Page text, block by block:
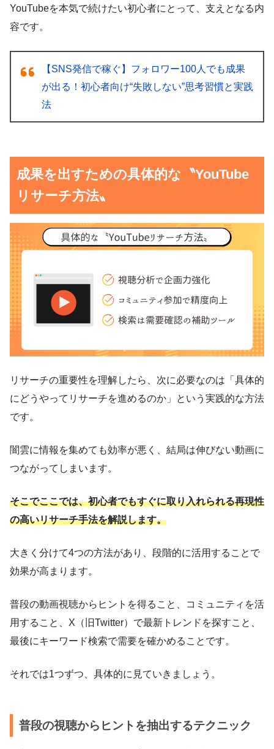
YouTubeを本気で続けたい初心者にとって、支えとなる内
容です。
【SNS発信で稼ぐ】フォロワー100人でも成果
が出る！初心者向け“失敗しない”思考習慣と実践
法
成果を出すための具体的な〝YouTube
リサーチ方法〟
リサーチの重要性を理解したら、次に必要なのは「具体的
にどうやってリサーチを進めるのか」という実践的な方法
です。
闇雲に情報を集めても効率が悪く、結局は伸びない動画に
つながってしまいます。
そこでここでは、初心者でもすぐに取り入れられる再現性
の高いリサーチ手法を解説します。
大きく分けて4つの方法があり、段階的に活用することで
効果が高まります。
普段の動画視聴からヒントを得ること、コミュニティを活
用すること、X（旧Twitter）で最新トレンドを探すこと、
最後にキーワード検索で需要を確かめることです。
それでは1つずつ、具体的に見ていきましょう。
普段の視聴からヒントを抽出するテクニック